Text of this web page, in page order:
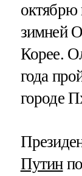
октябрю
зимней
Корее.
года
городе
Путин